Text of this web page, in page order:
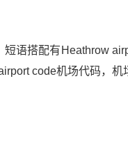
短语搭配有Heathrow
code机场代码，机